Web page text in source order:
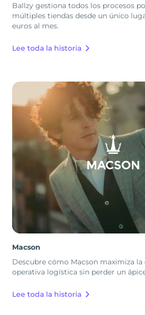
Ballzy gestiona todos los procesos
múltiples tiendas desde un único
euros al mes.
Lee toda la historia
Macson
Descubre cómo Macson maximiza la
operativa logística sin perder un
Lee toda la historia